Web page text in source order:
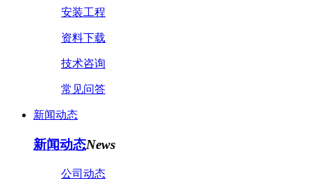
安装工程
资料下载
技术咨询
常见问答
新闻动态
新闻动态News
公司动态